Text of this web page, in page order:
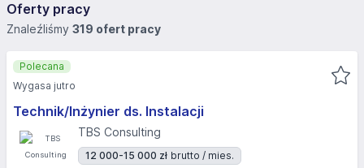
Oferty pracy
Znaleźliśmy 319 ofert pracy
Technik/Inżynier ds. Instalacji
TBS Consulting
12 000-15 000 zł brutto / mies.
Polecana
Wygasa jutro